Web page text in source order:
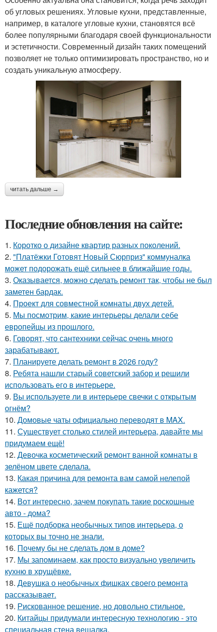
об угловых решениях. Угловые кухни, представленные,
например, в каталоге угловые кухни, становятся всё
более популярными благодаря своей функциональности
и эстетичности. Современный дизайн таких помещений
позволяет не только оптимизировать пространство, но и
создать уникальную атмосферу.
читать дальше →
Последние обновления на сайте:
1. Коротко о дизайне квартир разных поколений.
2. "Платёжки Готовят Новый Сюрприз" коммуналка
может подорожать ещё сильнее в ближайшие годы.
3. Оказывается, можно сделать ремонт так, чтобы не был
заметен бардак.
4. Проект для совместной комнаты двух детей.
5. Мы посмотрим, какие интерьеры делали себе
европейцы из прошлого.
6. Говорят, что сантехники сейчас очень много
зарабатывают.
7. Планируете делать ремонт в 2026 году?
8. Ребята нашли старый советский забор и решили
использовать его в интерьере.
9. Вы используете ли в интерьере свечки с открытым
огнём?
10. Домовые чаты официально переводят в MAX.
11. Существует столько стилей интерьера, давайте мы
придумаем ещё!
12. Девочка косметический ремонт ванной комнаты в
зелёном цвете сделала.
13. Какая причина для ремонта вам самой нелепой
кажется?
14. Вот интересно, зачем покупать такие роскошные
авто - дома?
15. Ещё подборка необычных типов интерьера, о
которых вы точно не знали.
16. Почему бы не сделать дом в доме?
17. Мы запоминаем, как просто визуально увеличить
кухню в хрущёвке.
18. Девушка о необычных фишках своего ремонта
рассказывает.
19. Рискованное решение, но довольно стильное.
20. Китайцы придумали интересную технологию - это
специальная стена вешалка.